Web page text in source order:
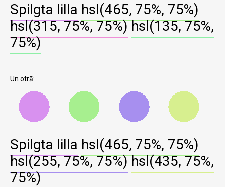
Spilgta lilla hsl(465, 75%, 75%)
hsl(315, 75%, 75%) hsl(135, 75%,
75%)
Un otrā:
Spilgta lilla hsl(465, 75%, 75%)
hsl(255, 75%, 75%) hsl(435, 75%,
75%)